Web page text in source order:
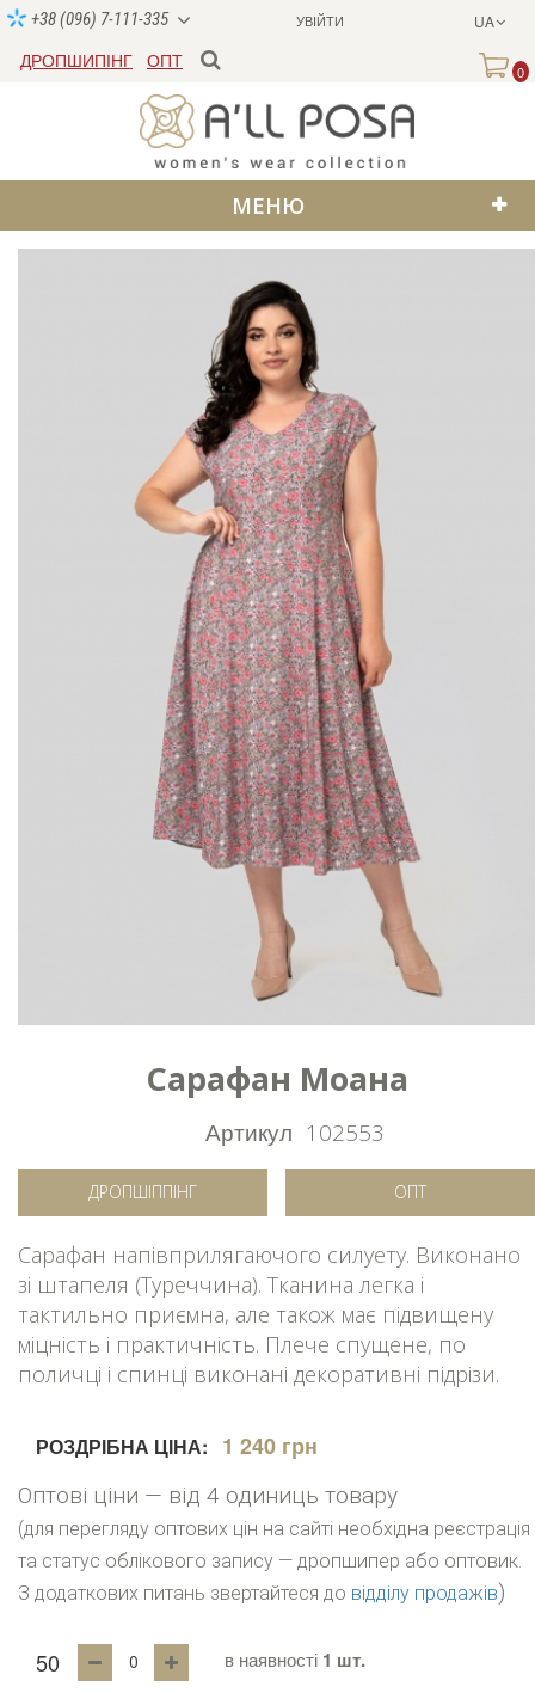
УВІЙТИ UA
+38 (096) 7-111-335
ДРОПШИПІНГ ОПТ
0
МЕНЮ
Сарафан Моана
Артикул 102553
ДРОПШІППІНГ ОПТ
Сарафан напівприлягаючого силуету. Виконано
зі штапеля (Туреччина). Тканина легка і
тактильно приємна, але також має підвищену
міцність і практичність. Плече спущене, по
поличці і спинці виконані декоративні підрізи.
РОЗДРІБНА ЦІНА: 1 240 грн
Оптові ціни — від 4 одиниць товару
(для перегляду оптових цін на сайті необхідна реєстрація
та статус облікового запису — дропшипер або оптовик.
З додаткових питань звертайтеся до відділу продажів)
50 в наявності 1 шт.